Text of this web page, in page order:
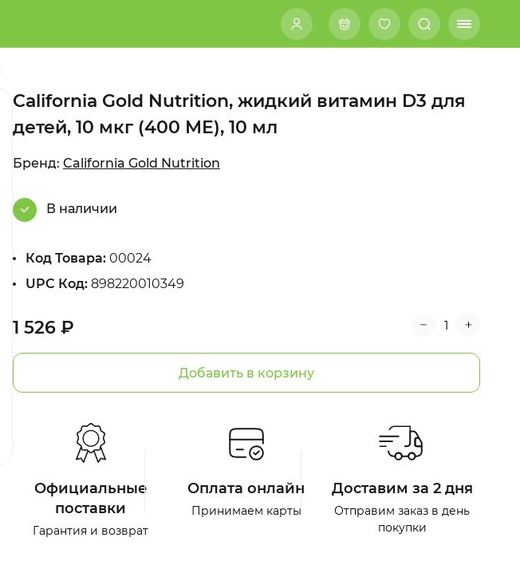
California Gold Nutrition, жидкий витамин D3 для
детей, 10 мкг (400 МЕ), 10 мл
1 526 ₽
Добавить в корзину
Бренд: California Gold Nutrition
В наличии
Код Товара: 00024
UPC Код: 898220010349
Официальные
поставки
Гарантия и возврат
Оплата онлайн
Принимаем карты
Доставим за 2 дня
Отправим заказ в день
покупки